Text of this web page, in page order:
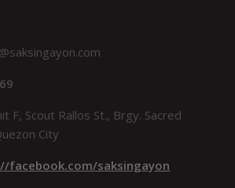
F, Scout Rallos St., Brgy. Sacred
City
facebook.com/saksingayon